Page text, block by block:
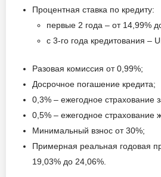
Процентная ставка по кредиту:
первые 2 года – от 14,99%
с 3-го года кредитования –
Разовая комиссия от 0,99%;
Досрочное погашение кредита;
0,3% – ежегодное страхование
0,5% – ежегодное страхование
Минимальный взнос от 30%;
Примерная реальная годовая
19,03% до 24,06%.